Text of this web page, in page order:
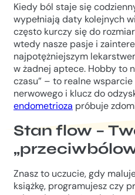
Kiedy ból staje się
wypełniają daty kolejnych
często kurczy się do
wtedy nasze pasje i
najpotężniejszym
w żadnej aptece. Hobby to
czasu” – to realne wsparcie
nerwowego i klucz do
endometrioza próbuje
Stan flow –
Znasz to uczucie, gdy
książkę, programujesz czy